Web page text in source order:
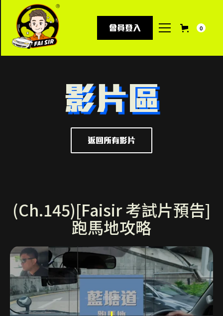
會員登入 0
影片區
返回所有影片
(Ch.145)[Faisir 考試片預告]
跑馬地攻略